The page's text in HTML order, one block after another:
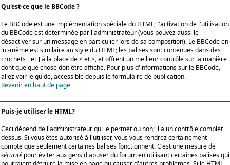
Qu'est-ce que le BBCode ?
Le BBCode est une implémentation spéciale du HTML; l'activation de l'utilisation
du BBCode est déterminée par l'administrateur (vous pouvez aussi le
désactiver sur un message en particulier lors de sa composition). Le BBCode en
lui-même est similaire au style du HTML; les balises sont contenues dans des
crochets [ et ] à la place de < et >, et offrent un meilleur contrôle sur la manière
dont quelque chose doit être affiché. Pour plus d'informations sur le BBCode,
allez voir le guide, accessible depuis le formulaire de publication.
Revenir en haut de page
Puis-je utiliser le HTML?
Ceci dépend de l'administrateur qui le permet ou non; il a un contrôle complet
dessus. Si vous êtes autorisé à l'utiliser, vous vous rendrez certainement
compte que seulement certaines balises fonctionnent. C'est une mesure de
sécurité pour éviter aux gens d'abuser du forum en utilisant certaines balises qui